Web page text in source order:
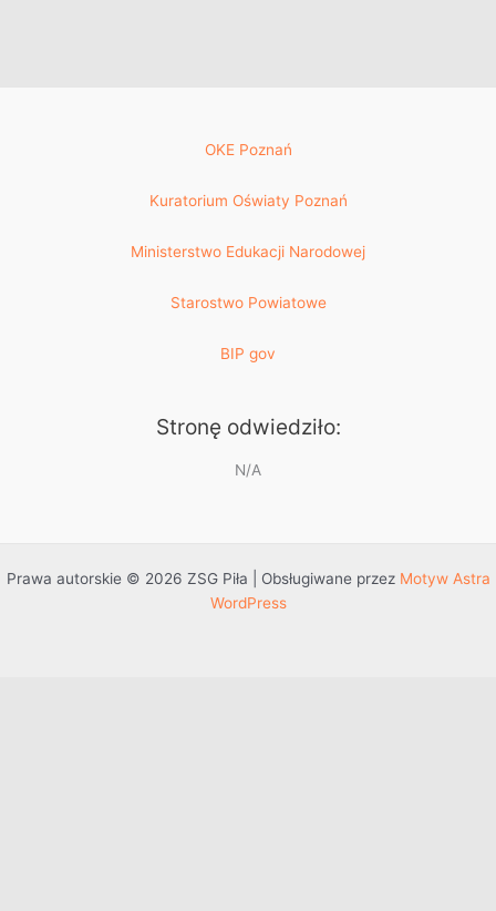
OKE Poznań
Kuratorium Oświaty Poznań
Ministerstwo Edukacji Narodowej
Starostwo Powiatowe
BIP gov
Stronę odwiedziło:
N/A
Prawa autorskie © 2026 ZSG Piła | Obsługiwane przez Motyw Astra
WordPress